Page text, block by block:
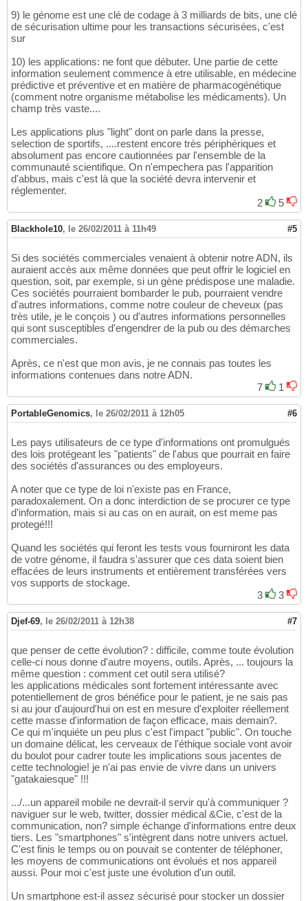
9) le génome est une clé de codage à 3 milliards de bits, une clé
de sécurisation ultime pour les transactions sécurisées, c'est
sur
10) les applications: ne font que débuter. Une partie de cette
information seulement commence à etre utilisable, en médecine
prédictive et préventive et en matière de pharmacogénétique
(comment notre organisme métabolise les médicaments). Un
champ très vaste....
Les applications plus "light" dont on parle dans la presse,
selection de sportifs, ....restent encore très périphériques et
absolument pas encore cautionnées par l'ensemble de la
communauté scientifique. On n'empechera pas l'apparition
d'abbus, mais c'est là que la société devra intervenir et
réglementer.
2
5
Blackhole10, le 26/02/2011 à 11h49 #5
Si des sociétés commerciales venaient à obtenir notre ADN, ils
auraient accès aux même données que peut offrir le logiciel en
question, soit, par exemple, si un gène prédispose une maladie.
Ces sociétés pourraient bombarder le pub, pourraient vendre
d'autres informations, comme notre couleur de cheveux (pas
très utile, je le conçois ) ou d'autres informations personnelles
qui sont susceptibles d'engendrer de la pub ou des démarches
commerciales.
Après, ce n'est que mon avis, je ne connais pas toutes les
informations contenues dans notre ADN.
7
1
PortableGenomics, le 26/02/2011 à 12h05 #6
Les pays utilisateurs de ce type d'informations ont promulgués
des lois protégeant les "patients" de l'abus que pourrait en faire
des sociétés d'assurances ou des employeurs.
A noter que ce type de loi n'existe pas en France,
paradoxalement. On a donc interdiction de se procurer ce type
d'information, mais si au cas on en aurait, on est meme pas
protegé!!!
Quand les sociétés qui feront les tests vous fourniront les data
de votre génome, il faudra s'assurer que ces data soient bien
effacées de leurs instruments et entièrement transférées vers
vos supports de stockage.
3
3
Djef-69, le 26/02/2011 à 12h38 #7
que penser de cette évolution? : difficile, comme toute évolution
celle-ci nous donne d'autre moyens, outils. Après, ... toujours la
même question : comment cet outil sera utilisé?
les applications médicales sont fortement intéressante avec
potentiellement de gros bénéfice pour le patient, je ne sais pas
si au jour d'aujourd'hui on est en mesure d'exploiter réellement
cette masse d'information de façon efficace, mais demain?.
Ce qui m'inquiéte un peu plus c'est l'impact "public". On touche
un domaine délicat, les cerveaux de l'éthique sociale vont avoir
du boulot pour cadrer toute les implications sous jacentes de
cette technologie! je n'ai pas envie de vivre dans un univers
"gatakaiesque" !!!
.../...un appareil mobile ne devrait-il servir qu'à communiquer ?
naviguer sur le web, twitter, dossier médical &Cie, c'est de la
communication, non? simple échange d'informations entre deux
tiers. Les "smartphones" s'intègrent dans notre univers actuel.
C'est finis le temps ou on pouvait se contenter de téléphoner,
les moyens de communications ont évolués et nos appareil
aussi. Pour moi c'est juste une évolution d'un outil.
Un smartphone est-il assez sécurisé pour stocker un dossier